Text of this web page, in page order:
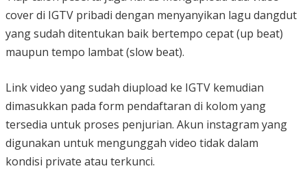
cover di IGTV pribadi dengan menyanyikan lagu dangdut
yang sudah ditentukan baik bertempo cepat (up beat)
maupun tempo lambat (slow beat).
Link video yang sudah diupload ke IGTV kemudian
dimasukkan pada form pendaftaran di kolom yang
tersedia untuk proses penjurian. Akun instagram yang
digunakan untuk mengunggah video tidak dalam
kondisi private atau terkunci.